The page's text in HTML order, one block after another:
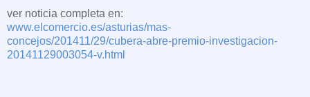
ver noticia completa en:
www.elcomercio.es/asturias/mas-
concejos/201411/29/cubera-abre-premio-investigacion-
20141129003054-v.html